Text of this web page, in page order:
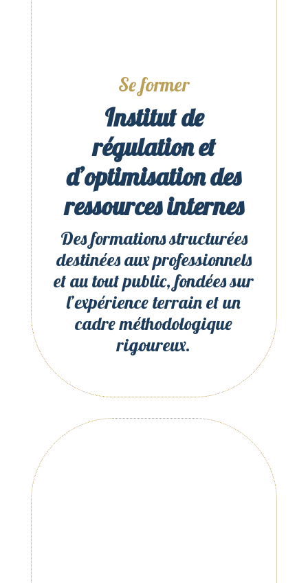
Se former
Institut de
régulation et
d’optimisation des
ressources internes
Des formations structurées
destinées aux professionnels
et au tout public, fondées sur
l’expérience terrain et un
cadre méthodologique
rigoureux.